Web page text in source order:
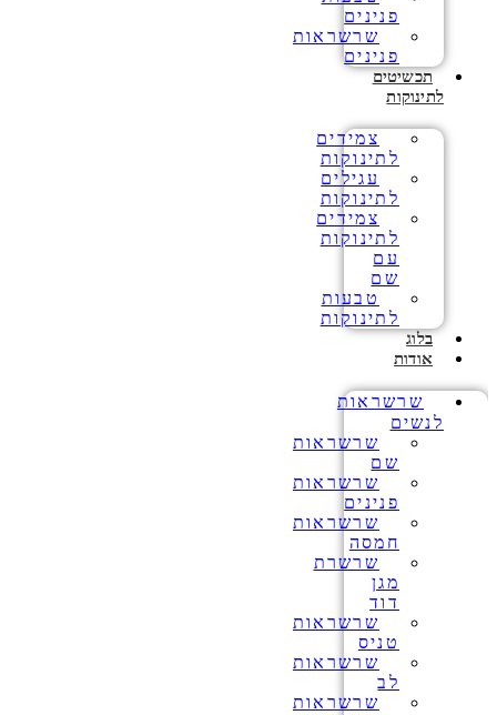
פנינים
שרשראות
פנינים
תכשיטים
לתינוקות
צמידים
לתינוקות
עגילים
לתינוקות
צמידים
לתינוקות
עם
שם
טבעות
לתינוקות
בלוג
אודות
שרשראות
לנשים
שרשראות
שם
שרשראות
פנינים
שרשראות
חמסה
שרשרת
מגן
דוד
שרשראות
טניס
שרשראות
לב
שרשראות